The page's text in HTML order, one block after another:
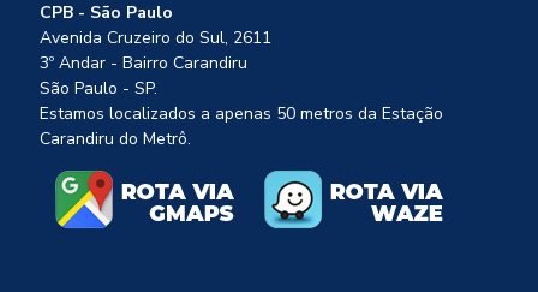
CPB - São Paulo
Avenida Cruzeiro do Sul, 2611
3º Andar - Bairro Carandiru
São Paulo - SP.
Estamos localizados a apenas 50 metros da Estação
Carandiru do Metrô.